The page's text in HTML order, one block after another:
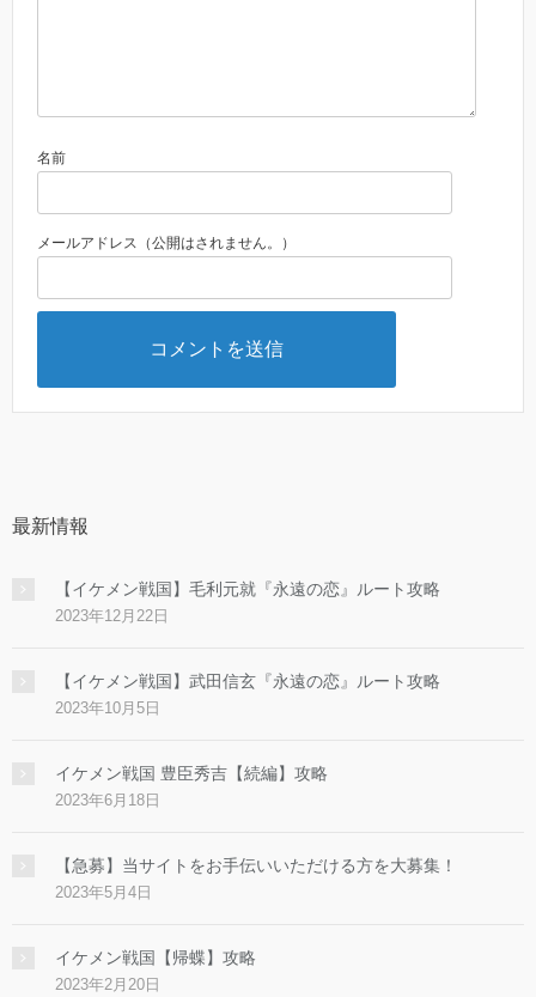
名前
メールアドレス（公開はされません。）
最新情報
【イケメン戦国】毛利元就『永遠の恋』ルート攻略
2023年12月22日
【イケメン戦国】武田信玄『永遠の恋』ルート攻略
2023年10月5日
イケメン戦国 豊臣秀吉【続編】攻略
2023年6月18日
【急募】当サイトをお手伝いいただける方を大募集！
2023年5月4日
イケメン戦国【帰蝶】攻略
2023年2月20日